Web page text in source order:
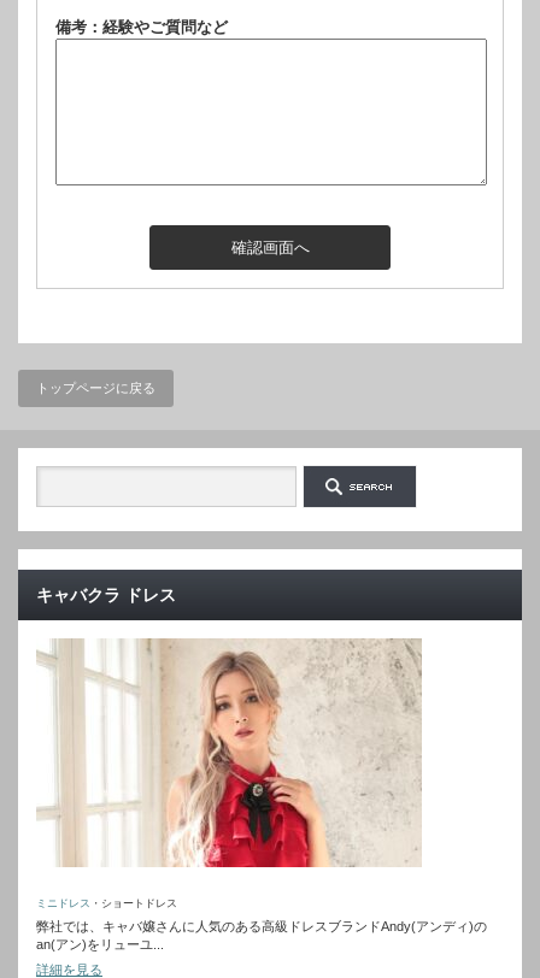
備考：経験やご質問など
トップページに戻る
キャバクラ ドレス
ミニドレス ・ショートドレス
弊社では、キャバ嬢さんに人気のある高級ドレスブランドAndy(アンディ)の
an(アン)をリューユ...
詳細を見る